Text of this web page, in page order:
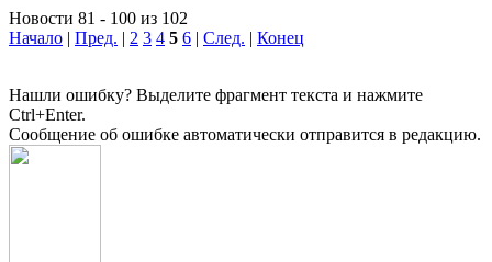
Новости 81 - 100 из 102
Начало | Пред. | 2 3 4 5 6 | След. | Конец
Нашли ошибку? Выделите фрагмент текста и нажмите
Ctrl+Enter.
Сообщение об ошибке автоматически отправится в редакцию.